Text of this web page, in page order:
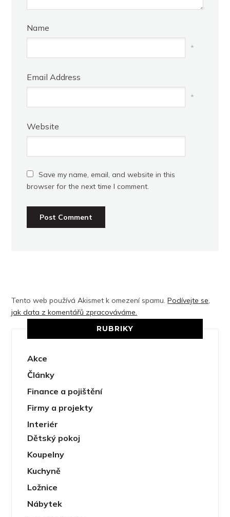
Name
*
Email Address
*
Website
Save my name, email, and website in this
browser for the next time I comment.
Tento web používá Akismet k omezení spamu.Podívejte se,
jak data z komentářů zpracováváme.
RUBRIKY
Akce
Články
Finance a pojištění
Firmy a projekty
Interiér
Dětský pokoj
Koupelny
Kuchyně
Ložnice
Nábytek